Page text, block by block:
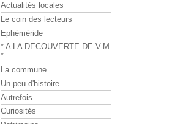
Actualités locales
Le coin des lecteurs
Ephéméride
* A LA DECOUVERTE DE V-M
*
La commune
Un peu d'histoire
Autrefois
Curiosités